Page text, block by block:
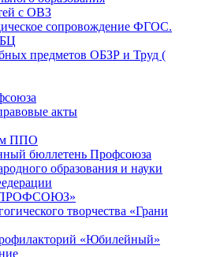
с ОВЗ
сопровождение ФГОС.
предметов ОБЗР и Труд (
акты
ППО
бюллетень Профсоюза
образования и науки
ПРОФСОЮЗ»
творчества «Грани
«Юбилейный»